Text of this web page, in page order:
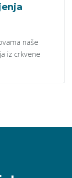
naše
iz crkvene